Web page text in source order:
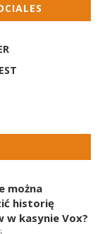
można
historię
w kasynie Vox?